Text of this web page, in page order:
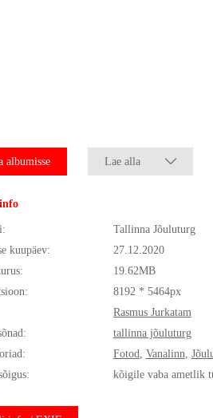
albumisse Lae alla
Tallinna Jõuluturg
kuupäev:
27.12.2020
19.62MB
8192 * 5464px
Rasmus Jurkatam
tallinna jõuluturg
Fotod Vanalinn
kõigile vaba ametlik